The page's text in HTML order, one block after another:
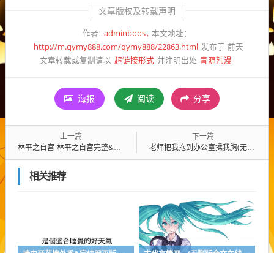
文章版权及转载声明
作者: adminboos 本文地址：
http://m.qymy888.com/qymy888/22863.html 发布于 前天
文章转载或复制请以 超链接形式 并注明出处 青源韩漫
海报 阅读 分享
上一篇
林平之自宫-林平之自宫完整&全章节全文免费阅读
下一篇
老师把我抱到办公室揉我胸(无删减漫画)(全文免费阅读)
相关推荐